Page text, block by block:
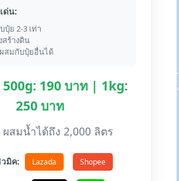
ด่น:
ปุ๋ย 2-3 เท่า
สร้างดิน
สมกับปุ๋ยอื่นได้
190 บาท | 1kg:
250 บาท
ผสมน้ำได้ถึง 2,000 ลิตร
มิค: Lazada Shopee